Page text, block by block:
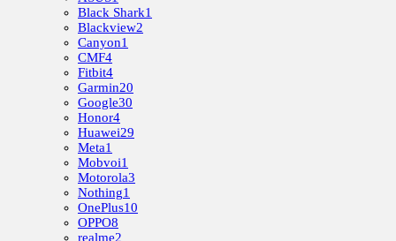
Black Shark1
Blackview2
Canyon1
CMF4
Fitbit4
Garmin20
Google30
Honor4
Huawei29
Meta1
Mobvoi1
Motorola3
Nothing1
OnePlus10
OPPO8
realme2